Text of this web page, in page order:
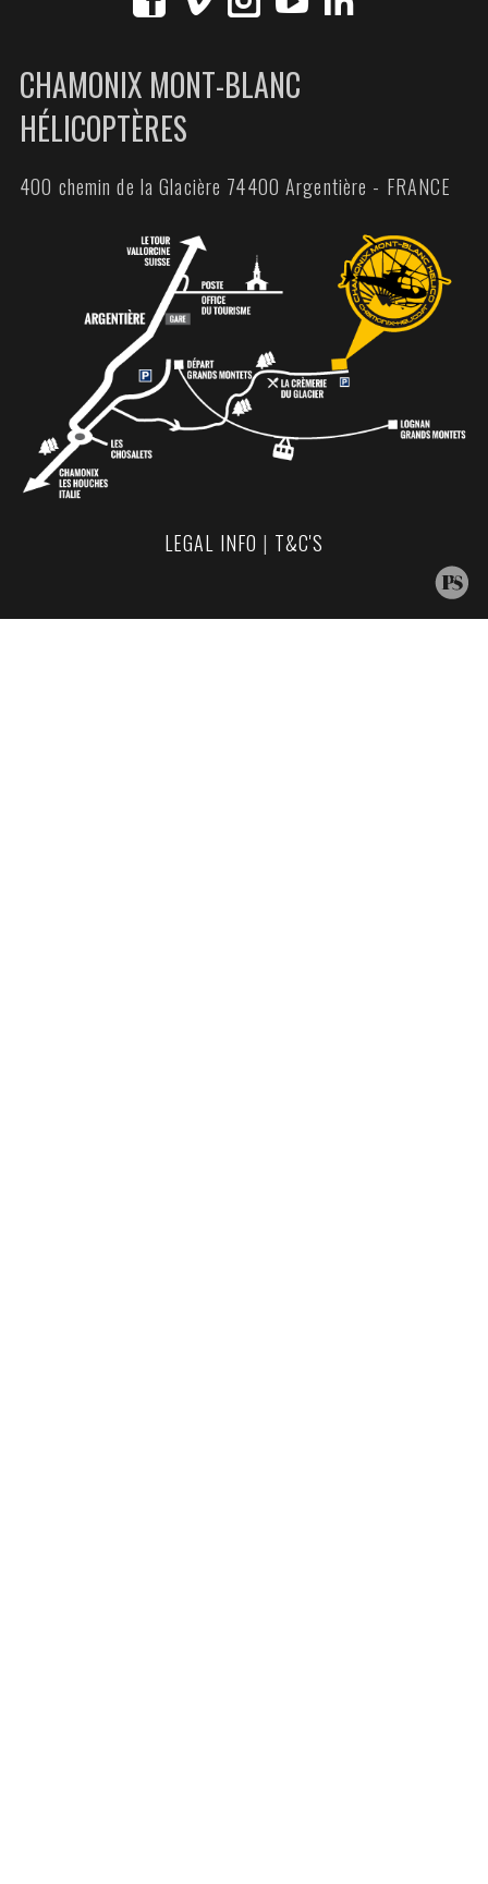
CHAMONIX MONT-BLANC
HÉLICOPTÈRES
400 chemin de la Glacière 74400 Argentière - FRANCE
LEGAL INFO | T&C'S